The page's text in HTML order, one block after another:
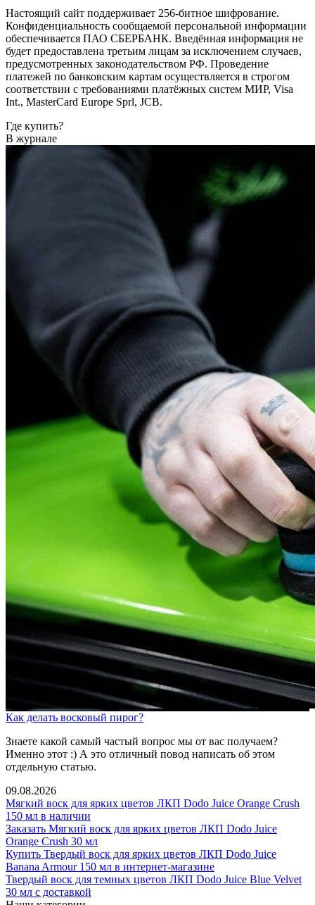
Настоящий сайт поддерживает 256-битное шифрование.
Конфиденциальность сообщаемой персональной информации
обеспечивается ПАО СБЕРБАНК. Введённая информация не
будет предоставлена третьим лицам за исключением случаев,
предусмотренных законодательством РФ. Проведение
платежей по банковским картам осуществляется в строгом
соответствии с требованиями платёжных систем МИР, Visa
Int., MasterCard Europe Sprl, JCB.
Где купить?
В журнале
Как делать восковый пирог?
Знаете какой самый частый вопрос мы от вас получаем?
Именно этот :) А это отличный повод написать об этом
отдельную статью.
09.08.2026
Мягкий воск для ярких цветов ЛКП Dodo Juice Orange Crush
150 мл в наличии
Заказать Мягкий воск для ярких цветов ЛКП Dodo Juice
Orange Crush 30 мл
Купить Твердый воск для ярких цветов ЛКП Dodo Juice
Banana Armour 150 мл в интернет-магазине
Твердый воск для темных цветов ЛКП Dodo Juice Blue Velvet
30 мл с доставкой